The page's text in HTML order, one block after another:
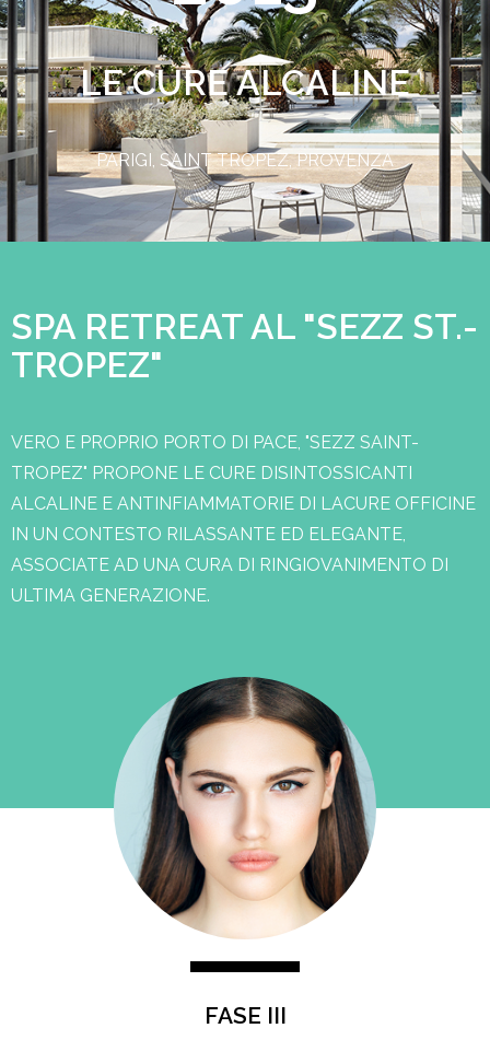
LE CURE ALCALINE
PARIGI, SAINT TROPEZ, PROVENZA
SPA RETREAT AL "SEZZ ST.-
TROPEZ"
VERO E PROPRIO PORTO DI PACE, "SEZZ SAINT-
TROPEZ" PROPONE LE CURE DISINTOSSICANTI
ALCALINE E ANTINFIAMMATORIE DI LACURE OFFICINE
IN UN CONTESTO RILASSANTE ED ELEGANTE,
ASSOCIATE AD UNA CURA DI RINGIOVANIMENTO DI
ULTIMA GENERAZIONE.
FASE III